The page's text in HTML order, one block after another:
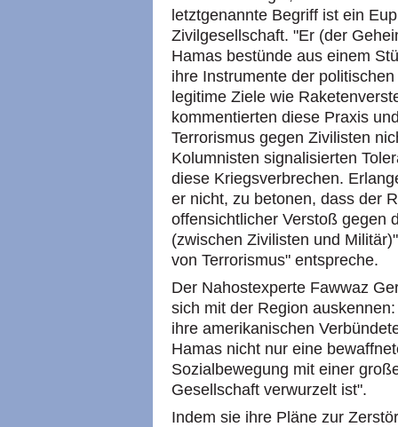
letztgenannte Begriff ist ein
Zivilgesellschaft. "Er (der
Hamas bestünde aus einem
ihre Instrumente der
legitime Ziele wie
kommentierten diese Praxis
Terrorismus gegen Zivilisten
Kolumnisten signalisierten
diese Kriegsverbrechen.
er nicht, zu betonen, dass der
offensichtlicher Verstoß gegen
(zwischen Zivilisten und
von Terrorismus" entspreche.
Der Nahostexperte Fawwaz
sich mit der Region
ihre amerikanischen
Hamas nicht nur eine
Sozialbewegung mit einer
Gesellschaft verwurzelt ist".
Indem sie ihre Pläne zur